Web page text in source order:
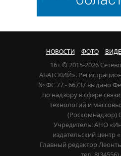
НОВОСТИ ФОТО
16+ © 2015-2026
АБАТСКИЙ».
№ ФС 77 - 66737 выдано
по надзору в сфере
технологий и
(Роскомнадзор)
Учредитель: АНО
издательский центр
Главный редактор